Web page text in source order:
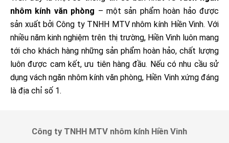
nhôm kính văn phòng – một sản phẩm hoàn hảo được
sản xuất bởi Công ty TNHH MTV nhôm kính Hiền Vinh. Với
nhiều năm kinh nghiệm trên thị trường, Hiền Vinh luôn mang
tới cho khách hàng những sản phẩm hoàn hảo, chất lượng
luôn được cam kết, ưu tiên hàng đầu. Nếu có nhu cầu sử
dụng vách ngăn nhôm kính văn phòng, Hiền Vinh xứng đáng
là địa chỉ số 1.
Công ty TNHH MTV nhôm kính Hiền Vinh